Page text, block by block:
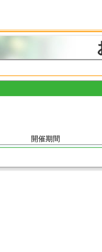
開催期間